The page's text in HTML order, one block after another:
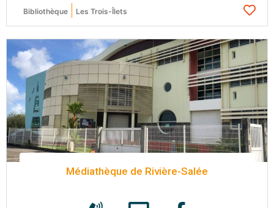
Bibliothèque Les Trois-Îlets
Médiathèque de Rivière-Salée